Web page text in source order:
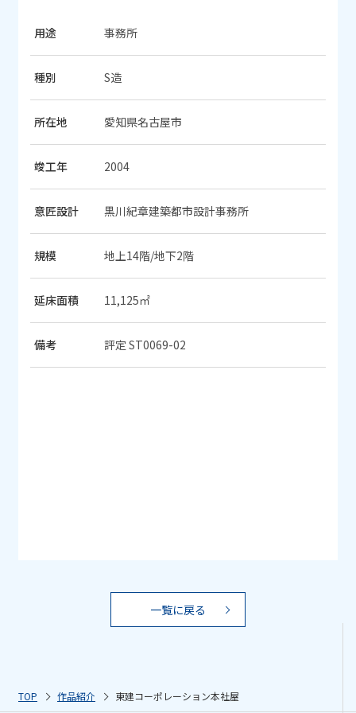
用途 事務所
種別 S造
所在地 愛知県名古屋市
竣工年 2004
意匠設計 黒川紀章建築都市設計事務所
規模 地上14階/地下2階
延床面積 11,125㎡
備考 評定 ST0069-02
一覧に戻る
TOP 作品紹介 東建コーポレーション本社屋